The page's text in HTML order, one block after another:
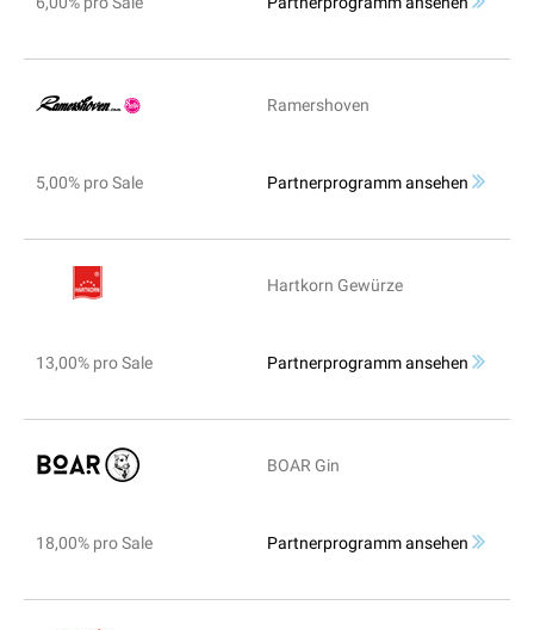
Ramershoven
5,00% pro Sale Partnerprogramm ansehen
Hartkorn Gewürze
13,00% pro Sale Partnerprogramm ansehen
BOAR Gin
18,00% pro Sale Partnerprogramm ansehen